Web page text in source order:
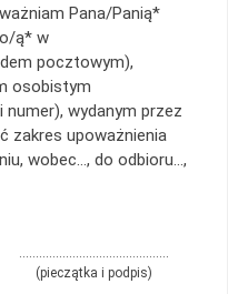
Pana/Panią*
ą* w
pocztowym),
osobistym
wydanym przez
zakres upoważnienia
wobec…, do odbioru…,
………………………………………
(pieczątka i podpis)